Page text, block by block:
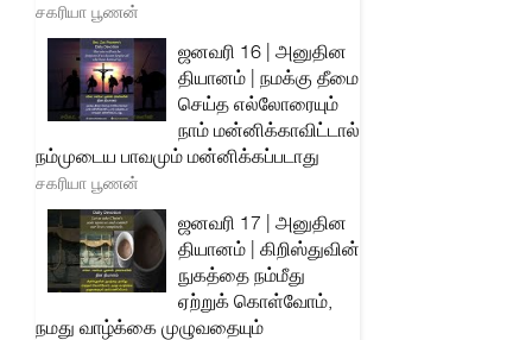
சகரியா பூணன்
ஜனவரி 16 | அனுதின
தியானம் | நமக்கு தீமை
செய்த எல்லோரையும்
நாம் மன்னிக்காவிட்டால்
நம்முடைய பாவமும் மன்னிக்கப்படாது
சகரியா பூணன்
ஜனவரி 17 | அனுதின
தியானம் | கிறிஸ்துவின்
நுகத்தை நம்மீது
ஏற்றுக் கொள்வோம்,
நமது வாழ்க்கை முழுவதையும்